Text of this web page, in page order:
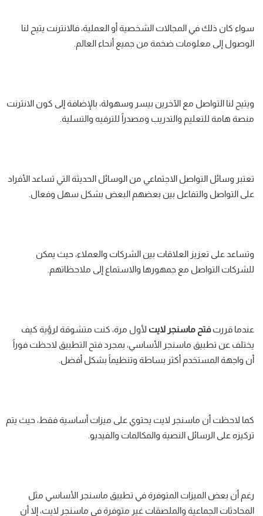
سواء كان ذلك في المجالات الشخصية أو العملية، فالانترنت يتيح لنا
الوصول إلى معلومات ضخمة من جميع أنحاء العالم.
ويتيح لنا التواصل مع الآخرين بيسر وسهولة، بالإضافة إلى كون الانترنت
منصة هامة للتعليم والتدريب ومصدراً للترفيه والتسلية.
تعتبر وسائل التواصل الاجتماعي من الوسائل الحديثة التي تساعد الأفراد
على التواصل والتفاعل بين بعضهم البعض بشكل سهل وفعال.
وتساعد على تعزيز العلاقات بين الشركات والعملاء، حيث يمكن
للشركات التواصل مع جمهورها والاستماع إلى ملاحظاتهم.
عندما قررتفتح ماسنجر لايت لأول مرة، كنت متشوقة لرؤية كيف
يختلف عن تطبيق ماسنجر الأساسي، بمجرد فتح التطبيق لاحظت فوراً
أن واجهة المستخدم أكثر بساطة وتنظيماً بشكل أفضل.
كما لاحظت أن ماسنجر لايت يحتوي على ميزات أساسية فقط، حيث يتم
تركيزه على الرسائل النصية والمكالمات والفيديو.
رغم أن بعض الميزات المتوفرة في تطبيق ماسنجر الأساسي مثل
المحادثات الجماعية والملصقات غير متوفرة في ماسنجر لايت، إلا أن